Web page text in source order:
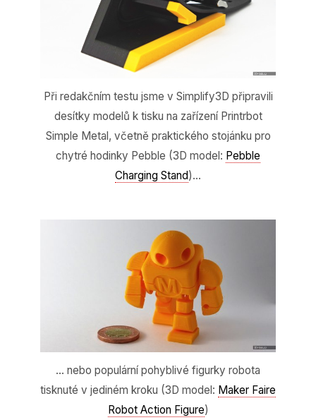
Při redakčním testu jsme v Simplify3D připravili
desítky modelů k tisku na zařízení Printrbot
Simple Metal, včetně praktického stojánku pro
chytré hodinky Pebble (3D model: Pebble
Charging Stand)…
… nebo populární pohyblivé figurky robota
tisknuté v jediném kroku (3D model: Maker Faire
Robot Action Figure)